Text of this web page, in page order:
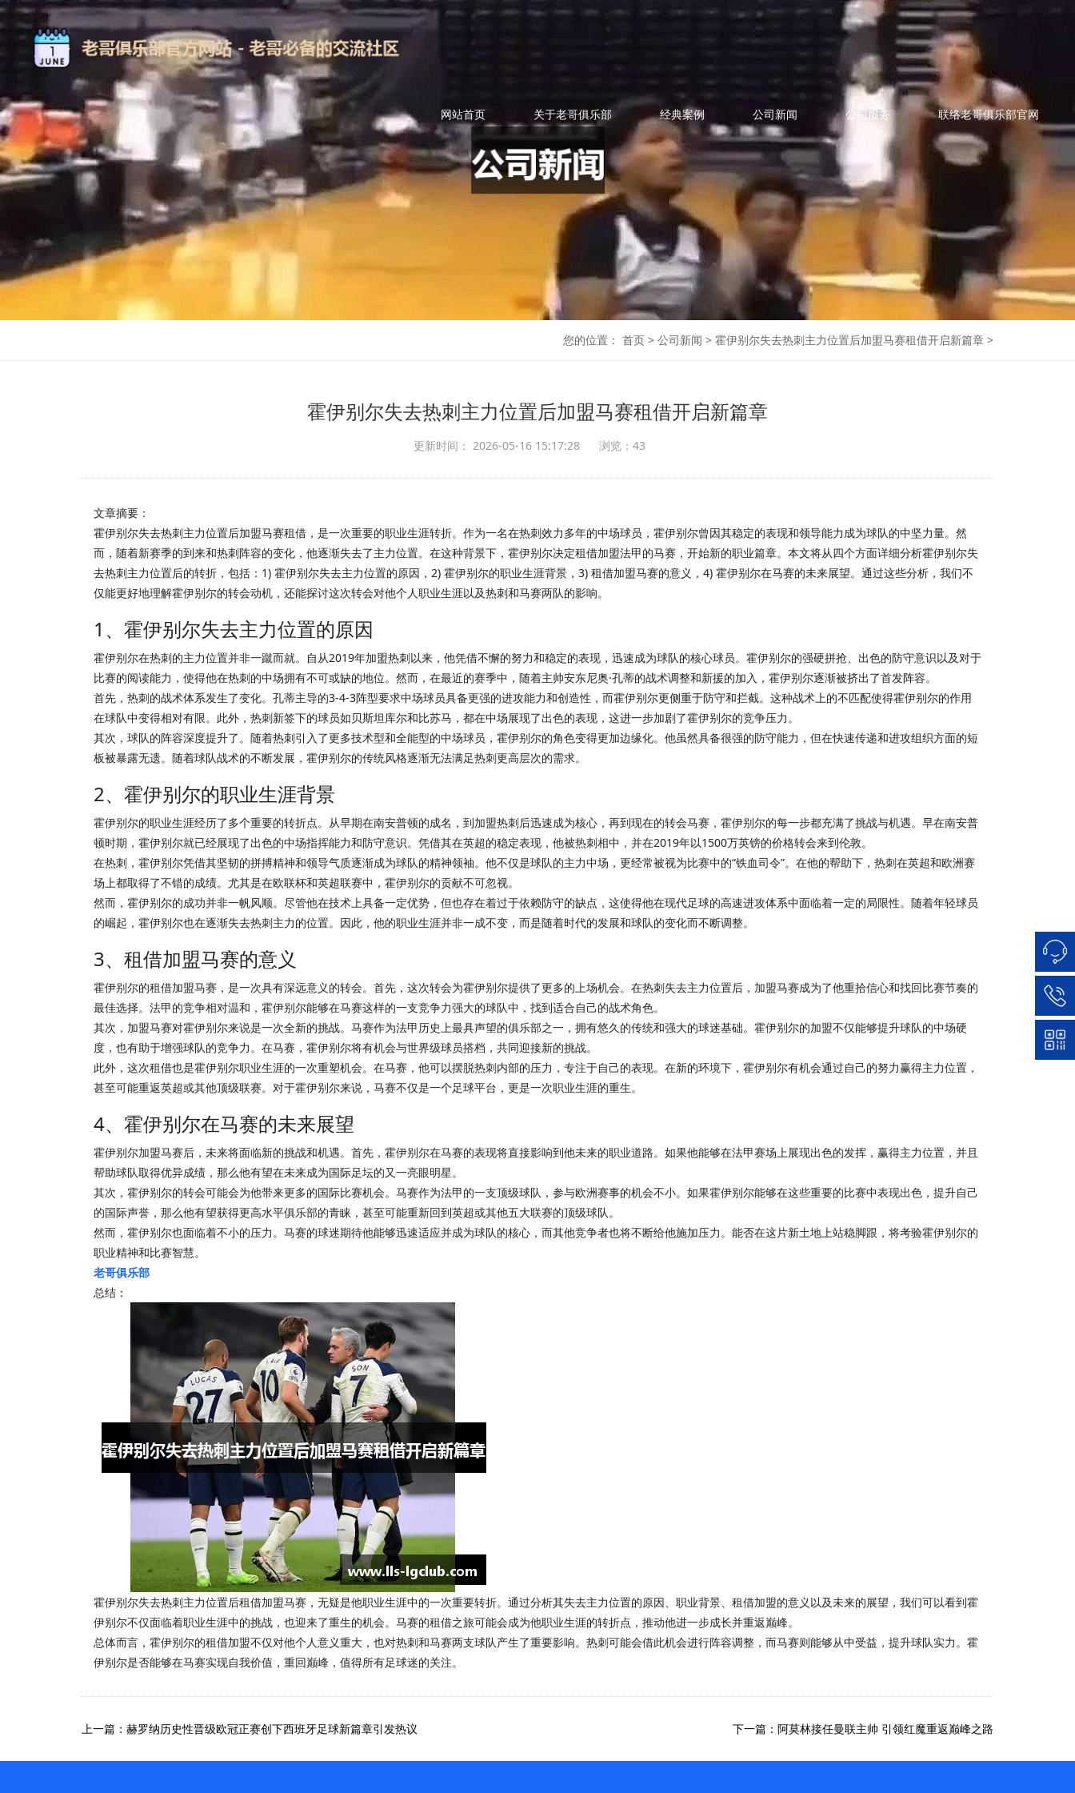
网站首页 关于老哥俱乐部 经典案例 公司新闻 公司服务 联络老哥俱乐部官网
您的位置： 首页 > 公司新闻 > 霍伊别尔失去热刺主力位置后加盟马赛租借开启新篇章 >
霍伊别尔失去热刺主力位置后加盟马赛租借开启新篇章
更新时间： 2026-05-16 15:17:28 浏览：43
文章摘要：
霍伊别尔失去热刺主力位置后加盟马赛租借，是一次重要的职业生涯转折。作为一名在热刺效力多年的中场球员，霍伊别尔曾因其稳定的表现和领导能力成为球队的中坚力量。然
而，随着新赛季的到来和热刺阵容的变化，他逐渐失去了主力位置。在这种背景下，霍伊别尔决定租借加盟法甲的马赛，开始新的职业篇章。本文将从四个方面详细分析霍伊别尔失
去热刺主力位置后的转折，包括：1) 霍伊别尔失去主力位置的原因，2) 霍伊别尔的职业生涯背景，3) 租借加盟马赛的意义，4) 霍伊别尔在马赛的未来展望。通过这些分析，我们不
仅能更好地理解霍伊别尔的转会动机，还能探讨这次转会对他个人职业生涯以及热刺和马赛两队的影响。
1、霍伊别尔失去主力位置的原因
霍伊别尔在热刺的主力位置并非一蹴而就。自从2019年加盟热刺以来，他凭借不懈的努力和稳定的表现，迅速成为球队的核心球员。霍伊别尔的强硬拼抢、出色的防守意识以及对于
比赛的阅读能力，使得他在热刺的中场拥有不可或缺的地位。然而，在最近的赛季中，随着主帅安东尼奥·孔蒂的战术调整和新援的加入，霍伊别尔逐渐被挤出了首发阵容。
首先，热刺的战术体系发生了变化。孔蒂主导的3-4-3阵型要求中场球员具备更强的进攻能力和创造性，而霍伊别尔更侧重于防守和拦截。这种战术上的不匹配使得霍伊别尔的作用
在球队中变得相对有限。此外，热刺新签下的球员如贝斯坦库尔和比苏马，都在中场展现了出色的表现，这进一步加剧了霍伊别尔的竞争压力。
其次，球队的阵容深度提升了。随着热刺引入了更多技术型和全能型的中场球员，霍伊别尔的角色变得更加边缘化。他虽然具备很强的防守能力，但在快速传递和进攻组织方面的短
板被暴露无遗。随着球队战术的不断发展，霍伊别尔的传统风格逐渐无法满足热刺更高层次的需求。
2、霍伊别尔的职业生涯背景
霍伊别尔的职业生涯经历了多个重要的转折点。从早期在南安普顿的成名，到加盟热刺后迅速成为核心，再到现在的转会马赛，霍伊别尔的每一步都充满了挑战与机遇。早在南安普
顿时期，霍伊别尔就已经展现了出色的中场指挥能力和防守意识。凭借其在英超的稳定表现，他被热刺相中，并在2019年以1500万英镑的价格转会来到伦敦。
在热刺，霍伊别尔凭借其坚韧的拼搏精神和领导气质逐渐成为球队的精神领袖。他不仅是球队的主力中场，更经常被视为比赛中的“铁血司令”。在他的帮助下，热刺在英超和欧洲赛
场上都取得了不错的成绩。尤其是在欧联杯和英超联赛中，霍伊别尔的贡献不可忽视。
然而，霍伊别尔的成功并非一帆风顺。尽管他在技术上具备一定优势，但也存在着过于依赖防守的缺点，这使得他在现代足球的高速进攻体系中面临着一定的局限性。随着年轻球员
的崛起，霍伊别尔也在逐渐失去热刺主力的位置。因此，他的职业生涯并非一成不变，而是随着时代的发展和球队的变化而不断调整。
3、租借加盟马赛的意义
霍伊别尔的租借加盟马赛，是一次具有深远意义的转会。首先，这次转会为霍伊别尔提供了更多的上场机会。在热刺失去主力位置后，加盟马赛成为了他重拾信心和找回比赛节奏的
最佳选择。法甲的竞争相对温和，霍伊别尔能够在马赛这样的一支竞争力强大的球队中，找到适合自己的战术角色。
其次，加盟马赛对霍伊别尔来说是一次全新的挑战。马赛作为法甲历史上最具声望的俱乐部之一，拥有悠久的传统和强大的球迷基础。霍伊别尔的加盟不仅能够提升球队的中场硬
度，也有助于增强球队的竞争力。在马赛，霍伊别尔将有机会与世界级球员搭档，共同迎接新的挑战。
此外，这次租借也是霍伊别尔职业生涯的一次重塑机会。在马赛，他可以摆脱热刺内部的压力，专注于自己的表现。在新的环境下，霍伊别尔有机会通过自己的努力赢得主力位置，
甚至可能重返英超或其他顶级联赛。对于霍伊别尔来说，马赛不仅是一个足球平台，更是一次职业生涯的重生。
4、霍伊别尔在马赛的未来展望
霍伊别尔加盟马赛后，未来将面临新的挑战和机遇。首先，霍伊别尔在马赛的表现将直接影响到他未来的职业道路。如果他能够在法甲赛场上展现出色的发挥，赢得主力位置，并且
帮助球队取得优异成绩，那么他有望在未来成为国际足坛的又一亮眼明星。
其次，霍伊别尔的转会可能会为他带来更多的国际比赛机会。马赛作为法甲的一支顶级球队，参与欧洲赛事的机会不小。如果霍伊别尔能够在这些重要的比赛中表现出色，提升自己
的国际声誉，那么他有望获得更高水平俱乐部的青睐，甚至可能重新回到英超或其他五大联赛的顶级球队。
然而，霍伊别尔也面临着不小的压力。马赛的球迷期待他能够迅速适应并成为球队的核心，而其他竞争者也将不断给他施加压力。能否在这片新土地上站稳脚跟，将考验霍伊别尔的
职业精神和比赛智慧。
老哥俱乐部
总结：
霍伊别尔失去热刺主力位置后租借加盟马赛，无疑是他职业生涯中的一次重要转折。通过分析其失去主力位置的原因、职业背景、租借加盟的意义以及未来的展望，我们可以看到霍
伊别尔不仅面临着职业生涯中的挑战，也迎来了重生的机会。马赛的租借之旅可能会成为他职业生涯的转折点，推动他进一步成长并重返巅峰。
总体而言，霍伊别尔的租借加盟不仅对他个人意义重大，也对热刺和马赛两支球队产生了重要影响。热刺可能会借此机会进行阵容调整，而马赛则能够从中受益，提升球队实力。霍
伊别尔是否能够在马赛实现自我价值，重回巅峰，值得所有足球迷的关注。
上一篇：赫罗纳历史性晋级欧冠正赛创下西班牙足球新篇章引发热议 下一篇：阿莫林接任曼联主帅 引领红魔重返巅峰之路